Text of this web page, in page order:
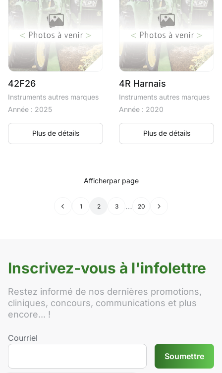
42F26
Instruments autres marques
Année : 2025
Plus de détails
4R Harnais
Instruments autres marques
Année : 2020
Plus de détails
Afficherpar page
← 1 2 3 … 20 →
Inscrivez-vous à l'infolettre
Restez informé de nos dernières promotions,
cliniques, concours, communications et plus
encore... !
Courriel